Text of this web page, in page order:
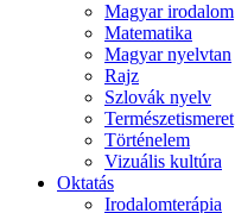
Magyar irodalom
Matematika
Magyar nyelvtan
Rajz
Szlovák nyelv
Természetismeret
Történelem
Vizuális kultúra
Oktatás
Irodalomterápia